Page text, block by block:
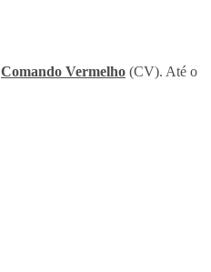
Comando Vermelho (CV). Até o